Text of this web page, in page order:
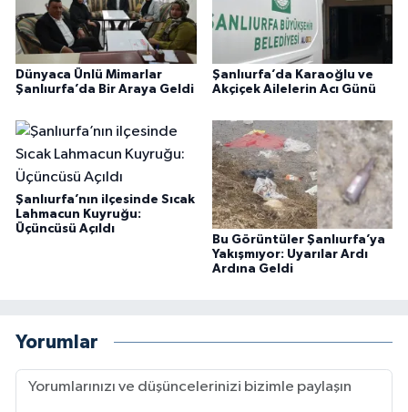
Dünyaca Ünlü Mimarlar
Şanlıurfa’da Bir Araya Geldi
Şanlıurfa’da Karaoğlu ve
Akçiçek Ailelerin Acı Günü
Şanlıurfa’nın ilçesinde Sıcak
Lahmacun Kuyruğu:
Üçüncüsü Açıldı
Bu Görüntüler Şanlıurfa’ya
Yakışmıyor: Uyarılar Ardı
Ardına Geldi
Yorumlar